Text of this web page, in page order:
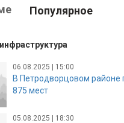
Популярное
06.08.2025 | 15:00
В Петродворцовом районе
875 мест
05.08.2025 | 18:30